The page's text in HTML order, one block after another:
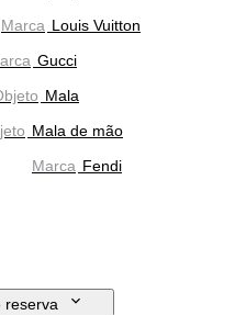
Marca Louis Vuitton
Gucci
Mala
Mala de mão
Marca Fendi
reserva